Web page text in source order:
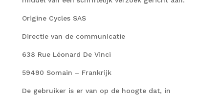
Origine Cycles SAS
Directie van de communicatie
638 Rue Léonard De Vinci
59490 Somain – Frankrijk
De gebruiker is er van op de hoogte dat, in